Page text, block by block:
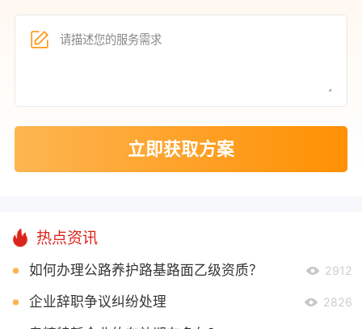
立即获取方案
热点资讯
如何办理公路养护路基路面乙级资质？ 2912
企业辞职争议纠纷处理 2826